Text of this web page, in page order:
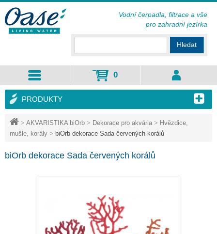
> AKVARISTIKA biOrb > Dekorace pro akvária > Hvězdice,
mušle, korály > biOrb dekorace Sada červených korálů
biOrb dekorace Sada červených korálů
PRODUKTY
Hledat
0
Vodní čerpadla, filtrace a vše
pro zahradní jezírka